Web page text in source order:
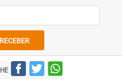
RECEBER